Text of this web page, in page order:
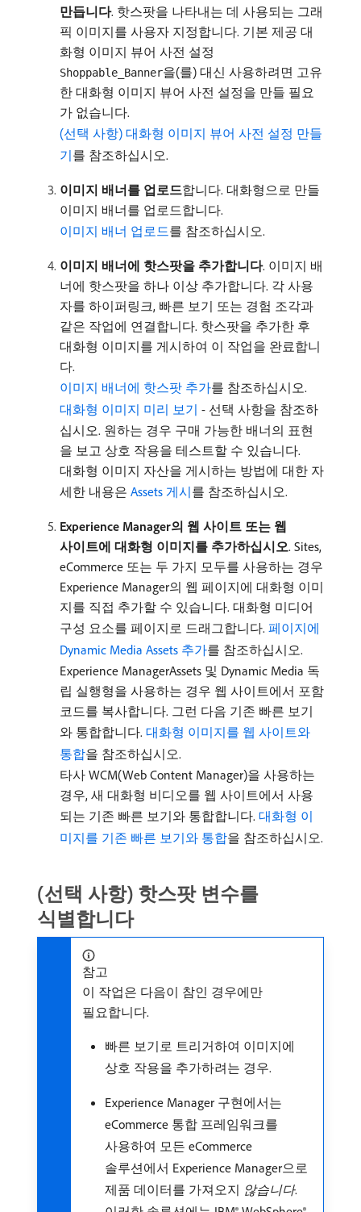
만듭니다. 핫스팟을 나타내는 데 사용되는 그래
픽 이미지를 사용자 지정합니다. 기본 제공 대
화형 이미지 뷰어 사전 설정
Shoppable_Banner을(를) 대신 사용하려면 고유
한 대화형 이미지 뷰어 사전 설정을 만들 필요
가 없습니다.
(선택 사항) 대화형 이미지 뷰어 사전 설정 만들
기를 참조하십시오.
이미지 배너를 업로드​합니다. 대화형으로 만들
이미지 배너를 업로드합니다.
이미지 배너 업로드를 참조하십시오.
이미지 배너에 핫스팟을 추가합니다. 이미지 배
너에 핫스팟을 하나 이상 추가합니다. 각 사용
자를 하이퍼링크, 빠른 보기 또는 경험 조각과
같은 작업에 연결합니다. 핫스팟을 추가한 후
대화형 이미지를 게시하여 이 작업을 완료합니
다.
이미지 배너에 핫스팟 추가를 참조하십시오.
대화형 이미지 미리 보기 - 선택 사항을 참조하
십시오. 원하는 경우 구매 가능한 배너의 표현
을 보고 상호 작용을 테스트할 수 있습니다.
대화형 이미지 자산을 게시하는 방법에 대한 자
세한 내용은 Assets 게시를 참조하십시오.
Experience Manager의 웹 사이트 또는 웹
사이트에 대화형 이미지를 추가하십시오. Sites,
eCommerce 또는 두 가지 모두를 사용하는 경우
Experience Manager의 웹 페이지에 대화형 이미
지를 직접 추가할 수 있습니다. 대화형 미디어
구성 요소를 페이지로 드래그합니다. 페이지에
Dynamic Media Assets 추가를 참조하십시오.
Experience ManagerAssets 및 Dynamic Media 독
립 실행형을 사용하는 경우 웹 사이트에서 포함
코드를 복사합니다. 그런 다음 기존 빠른 보기
와 통합합니다. 대화형 이미지를 웹 사이트와
통합을 참조하십시오.
타사 WCM(Web Content Manager)을 사용하는
경우, 새 대화형 비디오를 웹 사이트에서 사용
되는 기존 빠른 보기와 통합합니다. 대화형 이
미지를 기존 빠른 보기와 통합을 참조하십시오.
(선택 사항) 핫스팟 변수를
식별합니다
참고
이 작업은 다음이 참인 경우에만
필요합니다.
빠른 보기로 트리거하여 이미지에
상호 작용을 추가하려는 경우.
Experience Manager 구현에서는
eCommerce 통합 프레임워크를
사용하여 모든 eCommerce
솔루션에서 Experience Manager으로
제품 데이터를 가져오지 않습니다.